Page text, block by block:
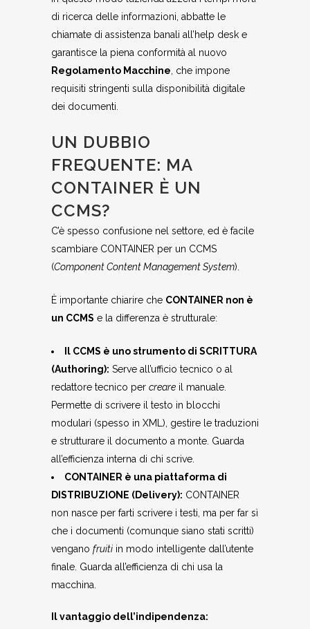
di ricerca delle informazioni, abbatte le
chiamate di assistenza banali all’help desk e
garantisce la piena conformità al nuovo
Regolamento Macchine, che impone
requisiti stringenti sulla disponibilità digitale
dei documenti.
UN DUBBIO
FREQUENTE: MA
CONTAINER È UN
CCMS?
C’è spesso confusione nel settore, ed è facile
scambiare CONTAINER per un CCMS
(Component Content Management System).
È importante chiarire che CONTAINER non è
un CCMS e la differenza è strutturale:
Il CCMS è uno strumento di SCRITTURA
(Authoring): Serve all’ufficio tecnico o al
redattore tecnico per creare il manuale.
Permette di scrivere il testo in blocchi
modulari (spesso in XML), gestire le traduzioni
e strutturare il documento a monte. Guarda
all’efficienza interna di chi scrive.
CONTAINER è una piattaforma di
DISTRIBUZIONE (Delivery): CONTAINER
non nasce per farti scrivere i testi, ma per far sì
che i documenti (comunque siano stati scritti)
vengano fruitiin modo intelligente dall’utente
finale. Guarda all’efficienza di chi usa la
macchina.
Il vantaggio dell’indipendenza: